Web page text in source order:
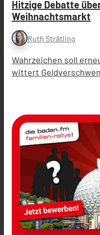
Hitzige Debatte
Weihnachtsmarkt
Ruth Strätling
Wahrzeichen soll
wittert